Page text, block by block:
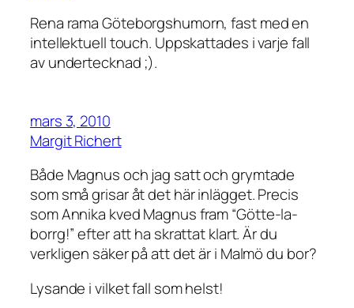
Rena rama Göteborgshumorn, fast med en
intellektuell touch. Uppskattades i varje fall
av undertecknad ;).
mars 3, 2010
Margit Richert
Både Magnus och jag satt och grymtade
som små grisar åt det här inlägget. Precis
som Annika kved Magnus fram “Götte-la-
borrg!” efter att ha skrattat klart. Är du
verkligen säker på att det är i Malmö du bor?
Lysande i vilket fall som helst!